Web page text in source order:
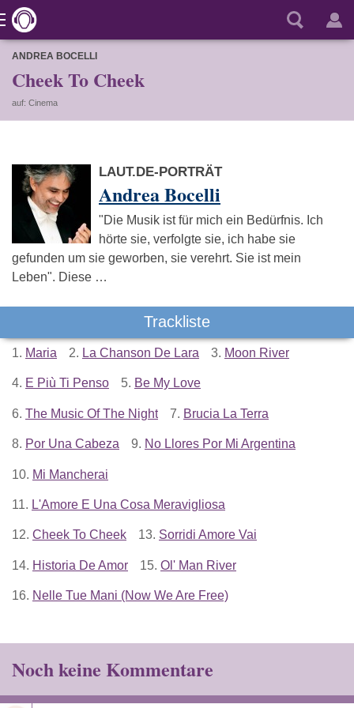
ANDREA BOCELLI
Cheek To Cheek
auf: Cinema
LAUT.DE-PORTRÄT
Andrea Bocelli
"Die Musik ist für mich ein Bedürfnis. Ich
hörte sie, verfolgte sie, ich habe sie
gefunden um sie geworben, sie verehrt. Sie ist mein
Leben". Diese …
Trackliste
1. Maria 2. La Chanson De Lara 3. Moon River
4. E Più Ti Penso 5. Be My Love
6. The Music Of The Night 7. Brucia La Terra
8. Por Una Cabeza 9. No Llores Por Mi Argentina
10. Mi Mancherai
11. L'Amore E Una Cosa Meravigliosa
12. Cheek To Cheek 13. Sorridi Amore Vai
14. Historia De Amor 15. Ol' Man River
16. Nelle Tue Mani (Now We Are Free)
Noch keine Kommentare